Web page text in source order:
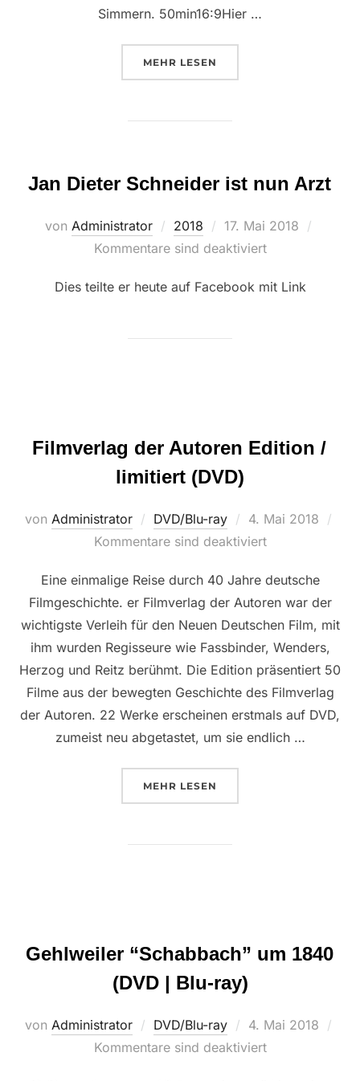
Simmern. 50min16:9Hier …
MEHR ÜBER “HEIMAT &
LESEN
Jan Dieter Schneider ist nun Arzt
von Administrator 2018
Veröffentlicht
am
17. Mai 2018
Kommentare sind deaktiviert
Dies teilte er heute auf Facebook mit Link
Filmverlag der Autoren Edition /
limitiert (DVD)
von Administrator DVD/Blu-ray
Veröffentlicht
am
4. Mai 2018
Kommentare sind deaktiviert
Eine einmalige Reise durch 40 Jahre deutsche
Filmgeschichte. er Filmverlag der Autoren war der
wichtigste Verleih für den Neuen Deutschen Film, mit
ihm wurden Regisseure wie Fassbinder, Wenders,
Herzog und Reitz berühmt. Die Edition präsentiert 50
Filme aus der bewegten Geschichte des Filmverlag
der Autoren. 22 Werke erscheinen erstmals auf DVD,
zumeist neu abgetastet, um sie endlich …
MEHR ÜBER “FILMVERLAG DER
LESEN
Gehlweiler “Schabbach” um 1840
(DVD | Blu-ray)
von Administrator DVD/Blu-ray
Veröffentlicht
am
4. Mai 2018
Kommentare sind deaktiviert